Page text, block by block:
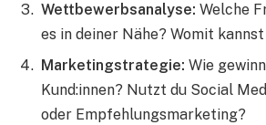
Wettbewerbsanalyse: Welche
es in deiner Nähe? Womit
Marketingstrategie: Wie
Kund:innen? Nutzt du Social
oder Empfehlungsmarketing?